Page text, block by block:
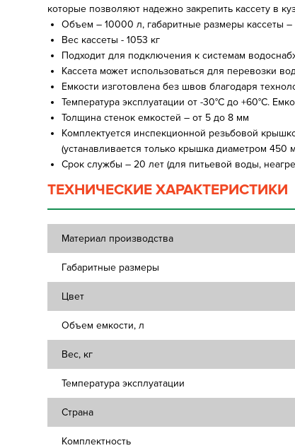
которые позволяют надежно закрепить кассету в
Объем – 10000 л, габаритные размеры кассеты –
Вес кассеты - 1053 кг
Подходит для подключения к системам
Кассета может использоваться для перевозки
Емкости изготовлена без швов благодаря
Температура эксплуатации от -30°C до +60°C.
Толщина стенок емкостей – от 5 до 8 мм
Комплектуется инспекционной резьбовой
(устанавливается только крышка диаметром 450
Срок службы – 20 лет (для питьевой воды,
ТЕХНИЧЕСКИЕ ХАРАКТЕРИСТИКИ
Материал производства
Габаритные размеры
Цвет
Объем емкости, л
Вес, кг
Температура эксплуатации
Страна
Комплектность